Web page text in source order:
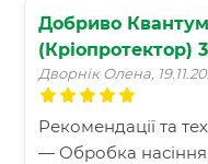
Добриво
(Кріопротектор)
Дворнік Олена,
Рекомендації та
— Обробка